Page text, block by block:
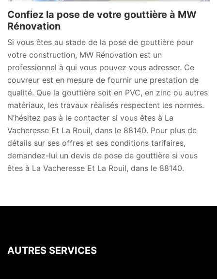
Confiez la pose de votre gouttière à MW
Rénovation
Si vous êtes au stade de la pose de gouttière pour
votre construction, MW Rénovation est un
professionnel à qui vous pouvez vous adresser. Ce
couvreur est en mesure de fournir une prestation de
qualité. Que la gouttière soit en PVC, en zinc ou autres
matériaux, les travaux réalisés respectent les normes.
N’hésitez pas à le contacter si vous êtes à La
Vacheresse Et La Rouil, dans le 88140. Pour plus de
détails sur ses offres et ses conditions tarifaires,
demandez-lui un devis de pose de gouttière si vous
êtes à La Vacheresse Et La Rouil, dans le 88140.
AUTRES SERVICES